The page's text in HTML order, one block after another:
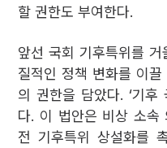
할 권한도 부여한다.
앞선 국회 기후특위를
질적인 정책 변화를 이
의 권한을 담았다. ‘기후
다. 이 법안은 비상 소속
전 기후특위 상설화를